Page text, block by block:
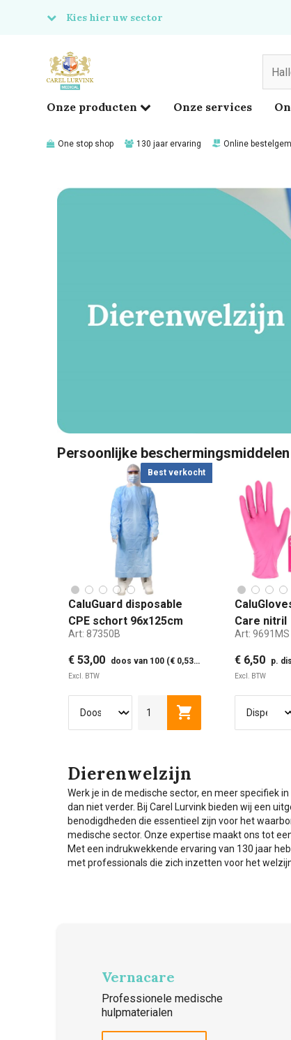
Kies hier uw sector
Onze producten Onze services
One stop shop 130 jaar ervaring Online
Persoonlijke
Best verkocht
CaluGuard disposable
CPE schort 96x125cm
blauw met lange mouw
en duimlus per stuk
verpakt
Art: 87350B
€ 53,00 doos van 100 (€ 0,53 p. stuk)
Excl. BTW
Toevoegen aan
Care nitril
maat S
Art: 9691MS
€ 6,50 p.
Excl. BTW
Dierenwelzijn
Werk je in de medische sector, en meer specifiek
dan niet verder. Bij Carel Lurvink bieden wij een
benodigdheden die essentieel zijn voor het
medische sector. Onze expertise maakt ons tot
Met een indrukwekkende ervaring van 130 jaar
met professionals die zich inzetten voor het
Vernacare
Professionele medische
hulpmaterialen